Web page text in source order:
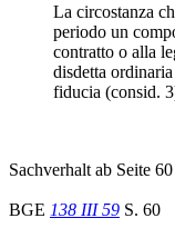
La circostanza
periodo un
contratto o alla
disdetta
fiducia (consid.
Sachverhalt ab Seite 60
BGE 138 III 59 S. 60